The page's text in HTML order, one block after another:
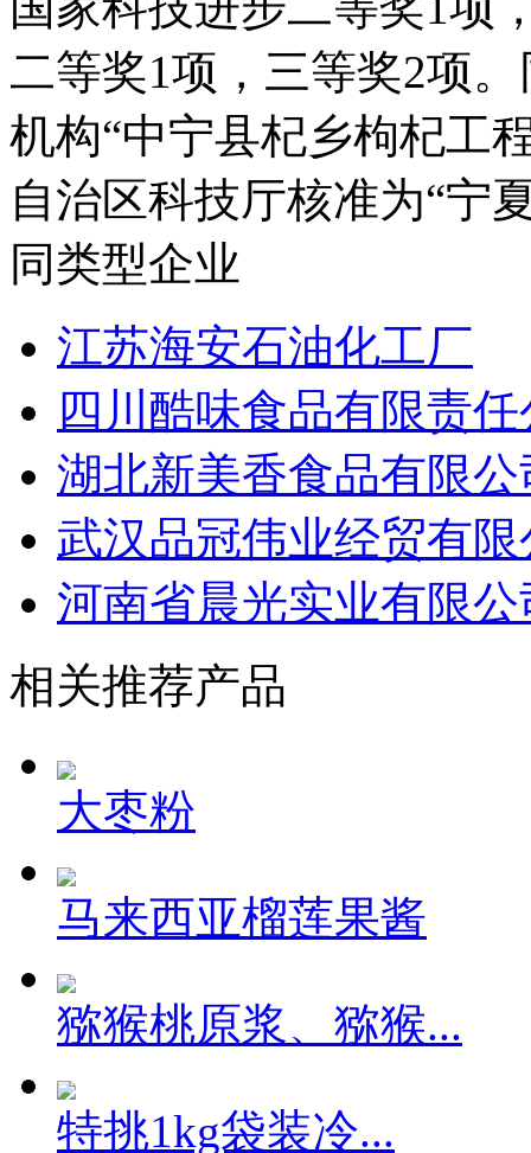
二等奖1项，三等奖2项
机构“中宁县杞乡枸杞工
自治区科技厅核准为“宁
同类型企业
江苏海安石油化工厂
四川酷味食品有限责
湖北新美香食品有限公
武汉品冠伟业经贸有限
河南省晨光实业有限公
相关推荐产品
大枣粉
马来西亚榴莲果酱
猕猴桃原浆、猕猴...
特挑1kg袋装冷...